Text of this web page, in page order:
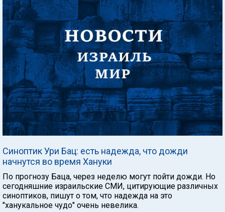
Синоптик Ури Бац: есть надежда, что дожди
начнутся во время Хануки
По прогнозу Баца, через неделю могут пойти дожди. Но
сегодняшние израильские СМИ, цитирующие различных
синоптиков, пишут о том, что надежда на это
"ханукальное чудо" очень невелика.